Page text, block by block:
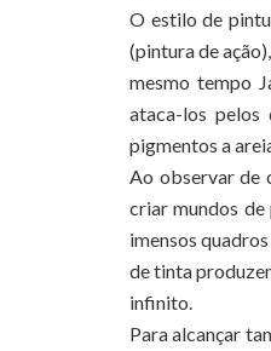
O estilo de
(pintura de
mesmo tempo
ataca-los pelos
pigmentos a
Ao observar de
criar mundos de
imensos
de tinta
infinito.
Para alcançar